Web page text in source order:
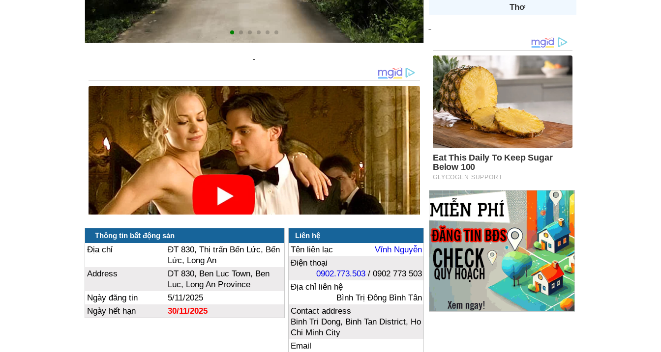
Thông tin bất động sản
Địa chỉ
ĐT 830, Thị trấn Bến Lức, Bến
Lức, Long An
Address
DT 830, Ben Luc Town, Ben
Luc, Long An Province
Ngày đăng tin
5/11/2025
Ngày hết hạn
30/11/2025
Liên hệ
Tên liên lạc
Vĩnh Nguyễn
Điện thoại
0902.773.503/ 0902 773 503
Địa chỉ liên hệ
Bình Trị Đông Bình Tân
Contact address
Binh Tri Dong, Binh Tan District, Ho
Chi Minh City
Email
Thơ